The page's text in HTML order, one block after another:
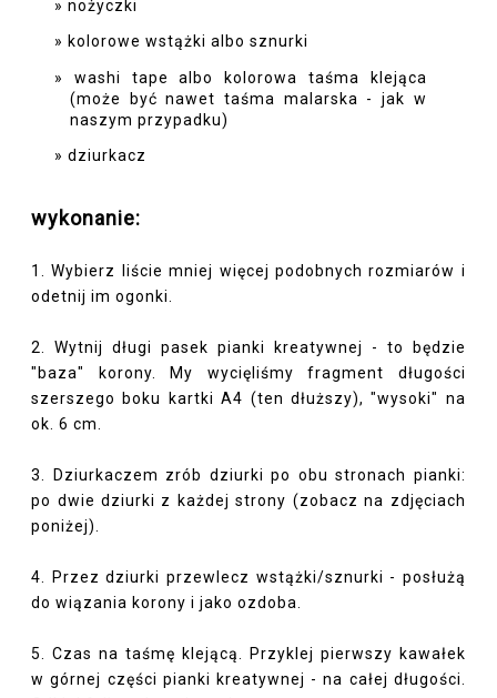
nożyczki
kolorowe wstążki albo sznurki
washi tape albo kolorowa taśma klejąca
(może być nawet taśma malarska - jak w
naszym przypadku)
dziurkacz
wykonanie:
1. Wybierz liście mniej więcej podobnych rozmiarów i
odetnij im ogonki.
2. Wytnij długi pasek pianki kreatywnej - to będzie
"baza" korony. My wycięliśmy fragment długości
szerszego boku kartki A4 (ten dłuższy), "wysoki" na
ok. 6 cm.
3. Dziurkaczem zrób dziurki po obu stronach pianki:
po dwie dziurki z każdej strony (zobacz na zdjęciach
poniżej).
4. Przez dziurki przewlecz wstążki/sznurki - posłużą
do wiązania korony i jako ozdoba.
5. Czas na taśmę klejącą. Przyklej pierwszy kawałek
w górnej części pianki kreatywnej - na całej długości.